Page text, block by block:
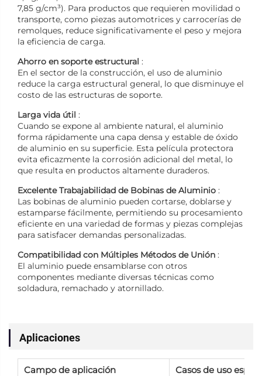
7,85 g/cm³). Para productos que requieren movilidad o
transporte, como piezas automotrices y carrocerías de
remolques, reduce significativamente el peso y mejora
la eficiencia de carga.
Ahorro en soporte estructural :
En el sector de la construcción, el uso de aluminio
reduce la carga estructural general, lo que disminuye el
costo de las estructuras de soporte.
Larga vida útil :
Cuando se expone al ambiente natural, el aluminio
forma rápidamente una capa densa y estable de óxido
de aluminio en su superficie. Esta película protectora
evita eficazmente la corrosión adicional del metal, lo
que resulta en productos altamente duraderos.
Excelente Trabajabilidad de Bobinas de Aluminio :
Las bobinas de aluminio pueden cortarse, doblarse y
estamparse fácilmente, permitiendo su procesamiento
eficiente en una variedad de formas y piezas complejas
para satisfacer demandas personalizadas.
Compatibilidad con Múltiples Métodos de Unión :
El aluminio puede ensamblarse con otros
componentes mediante diversas técnicas como
soldadura, remachado y atornillado.
Aplicaciones
Campo de aplicación
Casos de uso